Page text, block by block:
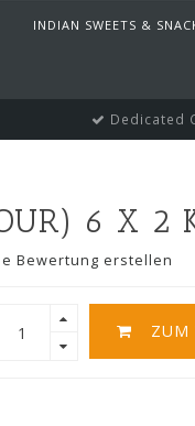
INDIAN SWEETS &
Dedicated
6 X 2
Bewertung erstellen
ZUM